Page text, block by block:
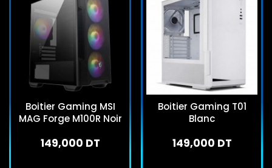
Boitier Gaming MSI
MAG Forge M100R Noir
149,000 DT
Boitier Gaming T01
Blanc
149,000 DT